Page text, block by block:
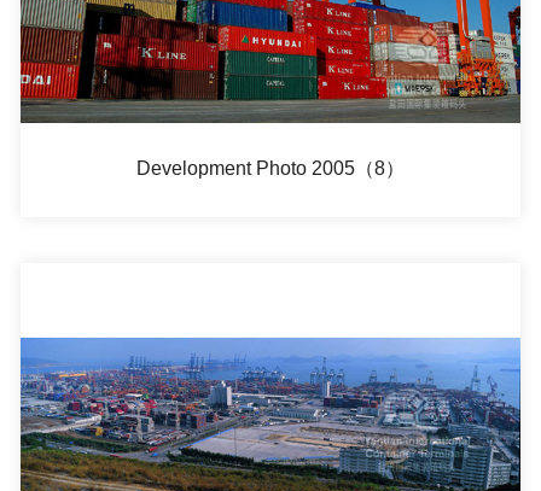
Development Photo 2005（8）